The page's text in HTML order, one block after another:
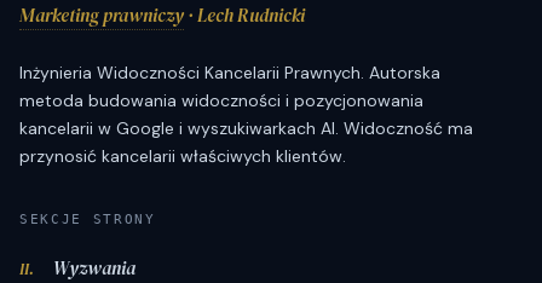
Marketing prawniczy· Lech Rudnicki
Inżynieria Widoczności Kancelarii Prawnych. Autorska
metoda budowania widoczności i pozycjonowania
kancelarii w Google i wyszukiwarkach AI. Widoczność ma
przynosić kancelarii właściwych klientów.
SEKCJE STRONY
II. Wyzwania